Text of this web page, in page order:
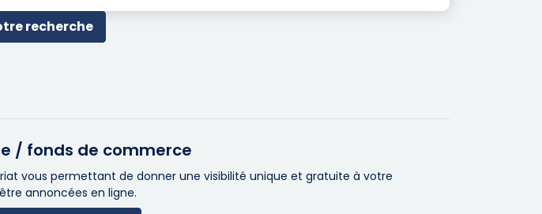
recherche
/ fonds de commerce
vous permettant de donner une visibilité unique et gratuite à votre
annoncées en ligne.